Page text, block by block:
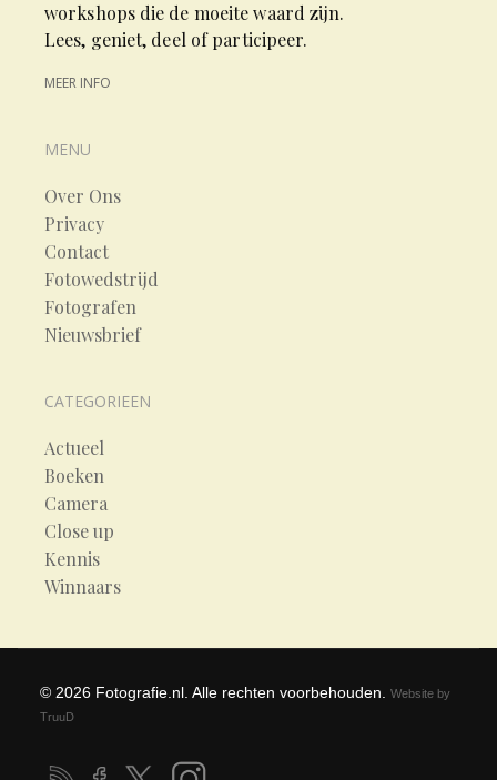
workshops die de moeite waard zijn.
Lees, geniet, deel of participeer.
MEER INFO
MENU
Over Ons
Privacy
Contact
Fotowedstrijd
Fotografen
Nieuwsbrief
CATEGORIEEN
Actueel
Boeken
Camera
Close up
Kennis
Winnaars
© 2026 Fotografie.nl. Alle rechten voorbehouden. Website by
TruuD